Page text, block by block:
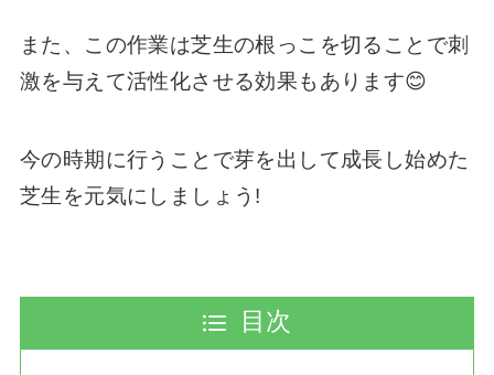
また、この作業は芝生の根っこを切ることで刺
激を与えて活性化させる効果もあります😊
今の時期に行うことで芽を出して成長し始めた
芝生を元気にしましょう!
目次